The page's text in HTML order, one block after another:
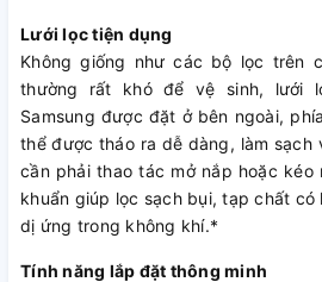
Lưới lọc tiện dụng
Không giống như các bộ lọc trên
thường rất khó để vệ sinh, lưới
Samsung được đặt ở bên ngoài,
thể được tháo ra dễ dàng, làm sạch
cần phải thao tác mở nắp hoặc kéo
khuẩn giúp lọc sạch bụi, tạp chất
dị ứng trong không khí.*
Tính năng lắp đặt thông minh